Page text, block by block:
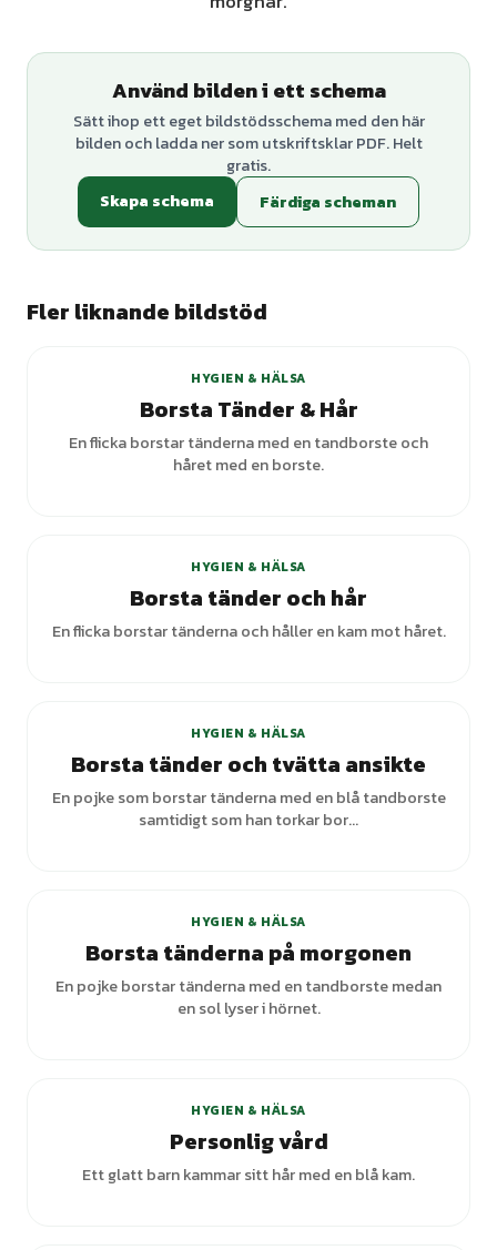
Använd bilden i ett schema
Sätt ihop ett eget bildstödsschema med den här
bilden och ladda ner som utskriftsklar PDF. Helt
gratis.
Skapa schema
Färdiga scheman
Fler liknande bildstöd
HYGIEN & HÄLSA
Borsta Tänder & Hår
En flicka borstar tänderna med en tandborste och
håret med en borste.
HYGIEN & HÄLSA
Borsta tänder och hår
En flicka borstar tänderna och håller en kam mot håret.
HYGIEN & HÄLSA
Borsta tänder och tvätta ansikte
En pojke som borstar tänderna med en blå tandborste
samtidigt som han torkar bor...
HYGIEN & HÄLSA
Borsta tänderna på morgonen
En pojke borstar tänderna med en tandborste medan
en sol lyser i hörnet.
HYGIEN & HÄLSA
Personlig vård
Ett glatt barn kammar sitt hår med en blå kam.